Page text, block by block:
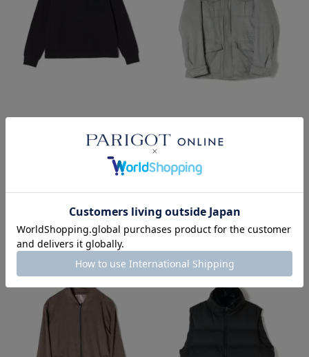
POCKET スウェットシャツ
HERNO
MELANGE SUEDE EFFECT ブ
ルゾン
■